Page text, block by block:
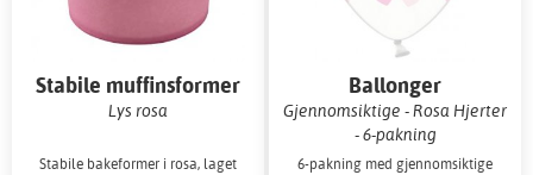
Stabile muffinsformer
Lys rosa
Stabile bakeformer i rosa, laget
Ballonger
Gjennomsiktige - Rosa Hjerter
- 6-pakning
6-pakning med gjennomsiktige